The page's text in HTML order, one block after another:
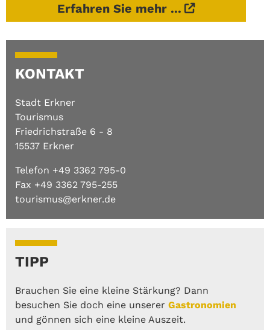
Erfahren Sie mehr ...
KONTAKT
Stadt Erkner
Tourismus
Friedrichstraße 6 - 8
15537 Erkner
Telefon +49 3362 795-0
Fax +49 3362 795-255
tourismus@erkner.de
TIPP
Brauchen Sie eine kleine Stärkung? Dann
besuchen Sie doch eine unserer Gastronomien
und gönnen sich eine kleine Auszeit.